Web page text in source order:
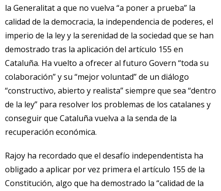
la Generalitat a que no vuelva “a poner a prueba” la
calidad de la democracia, la independencia de poderes, el
imperio de la ley y la serenidad de la sociedad que se han
demostrado tras la aplicación del artículo 155 en
Cataluña. Ha vuelto a ofrecer al futuro Govern “toda su
colaboración” y su “mejor voluntad” de un diálogo
“constructivo, abierto y realista” siempre que sea “dentro
de la ley” para resolver los problemas de los catalanes y
conseguir que Cataluña vuelva a la senda de la
recuperación económica.
Rajoy ha recordado que el desafío independentista ha
obligado a aplicar por vez primera el artículo 155 de la
Constitución, algo que ha demostrado la “calidad de la